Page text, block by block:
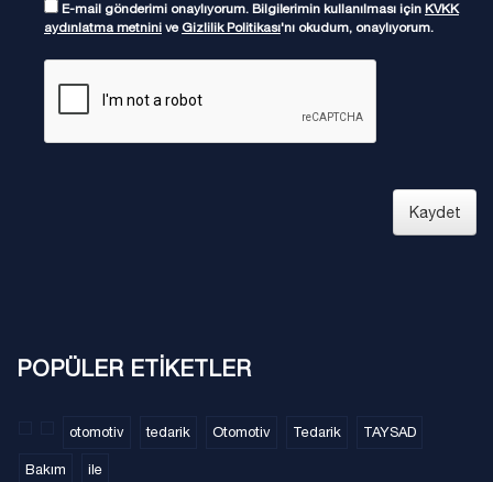
E-mail gönderimi onaylıyorum. Bilgilerimin kullanılması için KVKK
aydınlatma metnini ve Gizlilik Politikası'nı okudum, onaylıyorum.
Kaydet
POPÜLER ETİKETLER
otomotiv tedarik Otomotiv Tedarik TAYSAD
Bakım ile